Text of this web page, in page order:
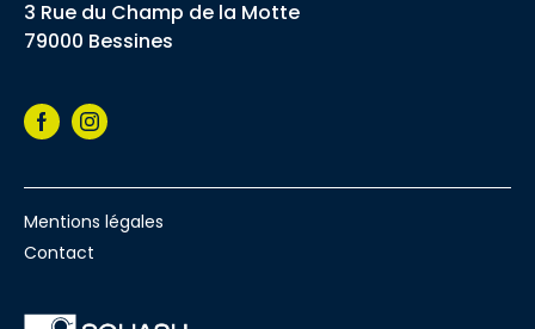
3 Rue du Champ de la Motte
79000 Bessines
FacebookInstagram
Mentions légales
Contact